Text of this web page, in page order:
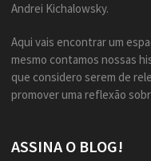
Andrei Kichalowsky.
Aqui vais encontrar um
mesmo contamos nossas
que considero serem de
promover uma reflexão
ASSINA O BLOG!